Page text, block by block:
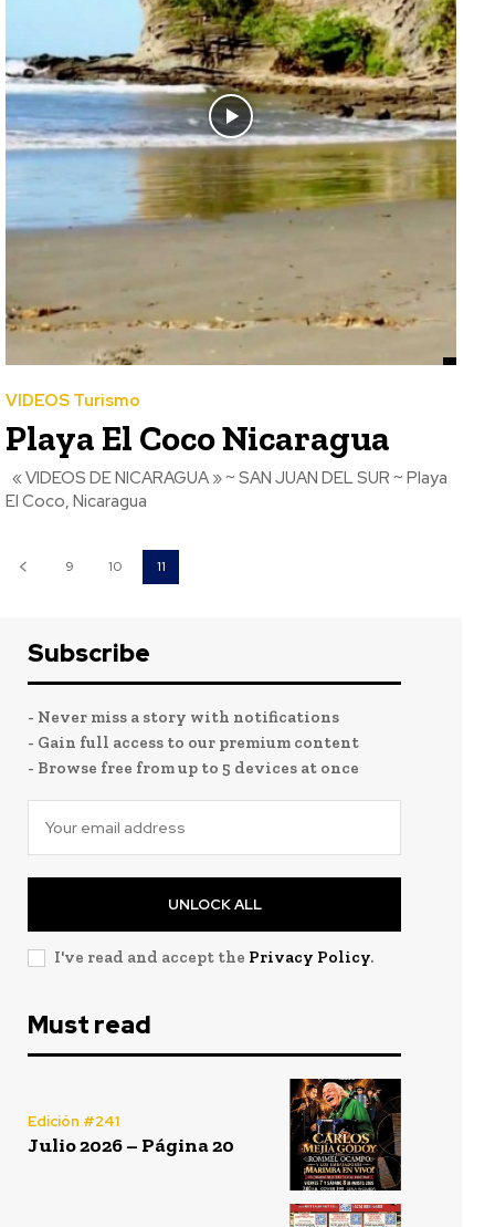
VIDEOS Turismo
Playa El Coco Nicaragua
9 10 11
Subscribe
- Never miss a story with notifications
- Gain full access to our premium content
- Browse free from up to 5 devices at once
UNLOCK ALL
I've read and accept the Privacy Policy.
Must read
Edición #241
Julio 2026 – Página 20